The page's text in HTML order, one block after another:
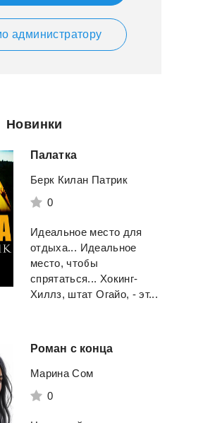
администратору
Новинки
Палатка
Берк Килан Патрик
0
Идеальное место для
отдыха... Идеальное
место, чтобы
спрятаться... Хокинг-
Хиллз, штат Огайо, - эт...
Роман с конца
Марина Сом
0